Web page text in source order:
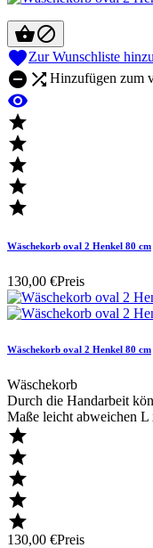

Zur Wunschliste
  Hinzufügen zum






Wäschekorb oval 2 Henkel 80 cm
130,00 €Preis
Wäschekorb oval 2 Henkel 80 cm
Wäschekorb
Durch die Handarbeit
Maße leicht abweichen





130,00 €Preis